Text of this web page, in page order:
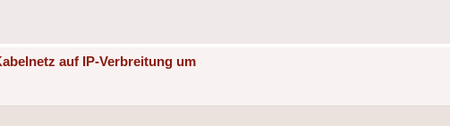
auf IP-Verbreitung um